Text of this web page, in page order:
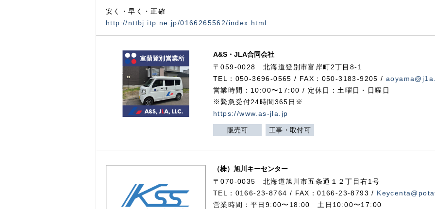
安く・早く・正確
http://nttbj.itp.ne.jp/0166265562/index.html
A&S・JLA合同会社
〒059-0028北海道登別市富岸町2丁目 8-1
TEL：050-3696-0565 / FAX：050-3183-9205 /
営業時間：10:00〜17:00 / 定休日：土曜日・日曜日
※緊急受付24時間365日※
https://www.as-jla.jp
販売可 工事・取付可
（株）旭川キーセンター
〒070-0035 北海道旭川市五条通１２丁目右1号
TEL：0166-23-8764 / FAX：0166-23-8793 /
営業時間：平日9:00〜18:00 土日10:00〜17:00